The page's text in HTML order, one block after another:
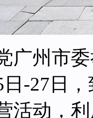
州市委
27日，
活动，